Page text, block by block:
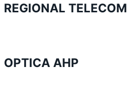
REGIONAL TELECOM
OPTICA AHP